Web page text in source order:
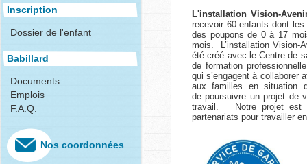
Inscription
Dossier de l'enfant
Babillard
Documents
Emplois
F.A.Q.
Nos coordonnées
L'installation Vision-
recevoir 60 enfants dont
des poupons de 0 à 17
mois. L’installation Vision-
été créé avec le Centre de
de formation
qui s’engagent à collaborer
aux familles en situation
de poursuivre un projet de
travail.
Notre projet
partenariats pour travailler